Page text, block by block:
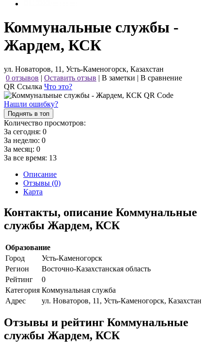
Коммунальные службы -
Жардем, КСК
ул. Новаторов, 11, Усть-Каменогорск, Казахстан
0 отзывов | Оставить отзыв | В заметки | В сравнение
QR Ссылка Что это?
Нашли ошибку?
Поднять в топ
Количество просмотров:
За сегодня: 0
За неделю: 0
За месяц: 0
За все время: 13
Описание
Отзывы (0)
Карта
Контакты, описание Коммунальные
службы Жардем, КСК
Образование
Город
Усть-Каменогорск
Регион
Восточно-Казахстанская область
Рейтинг
0
Категория Коммунальная служба
Адрес
ул. Новаторов, 11, Усть-Каменогорск, Казахстан
Отзывы и рейтинг Коммунальные
службы Жардем, КСК